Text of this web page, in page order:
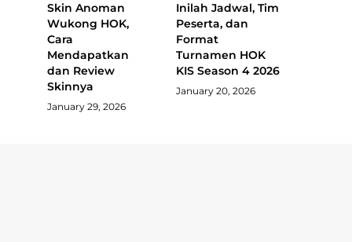
Skin Anoman
Wukong HOK,
Cara
Mendapatkan
dan Review
Skinnya
January 29, 2026
Inilah Jadwal, Tim
Peserta, dan
Format
Turnamen HOK
KIS Season 4 2026
January 20, 2026